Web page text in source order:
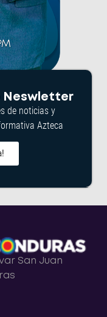
Neswletter
de noticias y
Azteca
San Juan